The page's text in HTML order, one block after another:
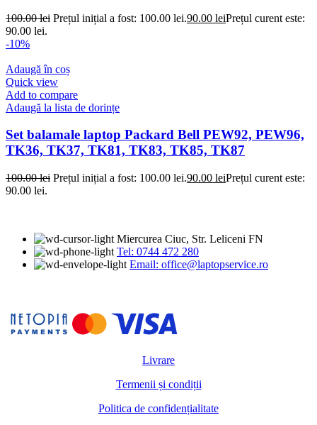
100.00lei Prețul inițial a fost: 100.00 lei.90.00 leiPrețul curent este:
90.00 lei.
-10%
Adaugă în coș
Quick view
Add to compare
Adaugă la lista de dorințe
Set balamale laptop Packard Bell PEW92, PEW96,
TK36, TK37, TK81, TK83, TK85, TK87
100.00lei Prețul inițial a fost: 100.00 lei.90.00 leiPrețul curent este:
90.00 lei.
Miercurea Ciuc, Str. Leliceni FN
Tel: 0744 472 280
Email: office@laptopservice.ro
Livrare
Termenii și condiții
Politica de confidențialitate